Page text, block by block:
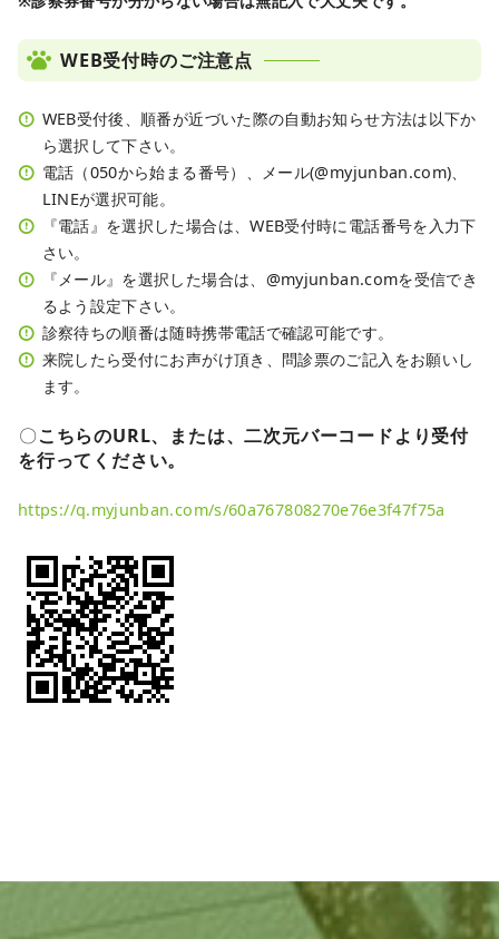
WEB受付時のご注意点
WEB受付後、順番が近づいた際の自動お知らせ方法は以下か
ら選択して下さい。
電話（050から始まる番号）、メール(@myjunban.com)、
LINEが選択可能。
『電話』を選択した場合は、WEB受付時に電話番号を入力下
さい。
『メール』を選択した場合は、@myjunban.comを受信でき
るよう設定下さい。
診察待ちの順番は随時携帯電話で確認可能です。
来院したら受付にお声がけ頂き、問診票のご記入をお願いし
ます。
〇こちらのURL、または、二次元バーコードより受付
を行ってください。
https://q.myjunban.com/s/60a767808270e76e3f47f75a